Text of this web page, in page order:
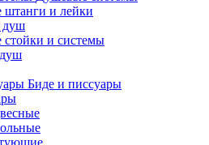
и лейки
душ
и системы
Биде и писсуары